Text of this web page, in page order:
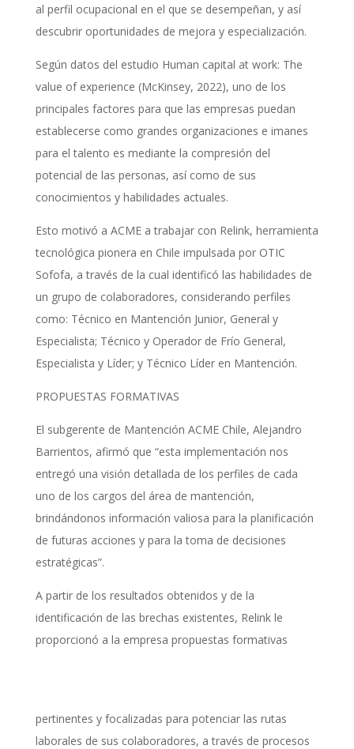
al perfil ocupacional en el que se desempeñan, y así
descubrir oportunidades de mejora y especialización.
Según datos del estudio Human capital at work: The
value of experience (McKinsey, 2022), uno de los
principales factores para que las empresas puedan
establecerse como grandes organizaciones e imanes
para el talento es mediante la compresión del
potencial de las personas, así como de sus
conocimientos y habilidades actuales.
Esto motivó a ACME a trabajar con Relink, herramienta
tecnológica pionera en Chile impulsada por OTIC
Sofofa, a través de la cual identificó las habilidades de
un grupo de colaboradores, considerando perfiles
como: Técnico en Mantención Junior, General y
Especialista; Técnico y Operador de Frío General,
Especialista y Líder; y Técnico Líder en Mantención.
PROPUESTAS FORMATIVAS
El subgerente de Mantención ACME Chile, Alejandro
Barrientos, afirmó que “esta implementación nos
entregó una visión detallada de los perfiles de cada
uno de los cargos del área de mantención,
brindándonos información valiosa para la planificación
de futuras acciones y para la toma de decisiones
estratégicas”.
A partir de los resultados obtenidos y de la
identificación de las brechas existentes, Relink le
proporcionó a la empresa propuestas formativas
pertinentes y focalizadas para potenciar las rutas
laborales de sus colaboradores, a través de procesos